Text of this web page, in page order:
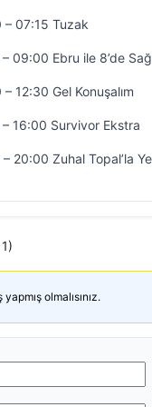
07:15 Tuzak
09:00 Ebru ile 8’de
12:30 Gel Konuşalım
16:00 Survivor Ekstra
20:00 Zuhal Topal’la
olmalısınız.